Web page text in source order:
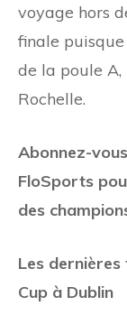
voyage hors
finale
de la poule A,
Rochelle.
Abonnez-
FloSports
des
Les dernières
Cup à Dublin